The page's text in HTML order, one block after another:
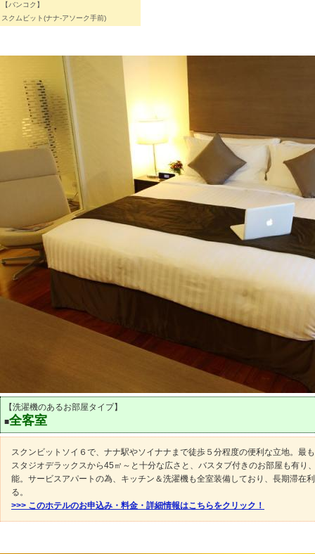
【バンコク】
スクムビット(ナナ-アソーク手前)
【洗濯機のあるお部屋タイプ】
■全客室
スクンビットソイ６で、ナナ駅やソイナナまで徒歩５分程度の便利な立地。最
スタジオデラックスから45㎡～と十分な広さと、バスタブ付きのお部屋も有り
能。サービスアパートの為、キッチン＆洗濯機も全室装備しており、長期滞在
る。
>>> このホテルのお申込み・料金・詳細情報はこちらをクリック！